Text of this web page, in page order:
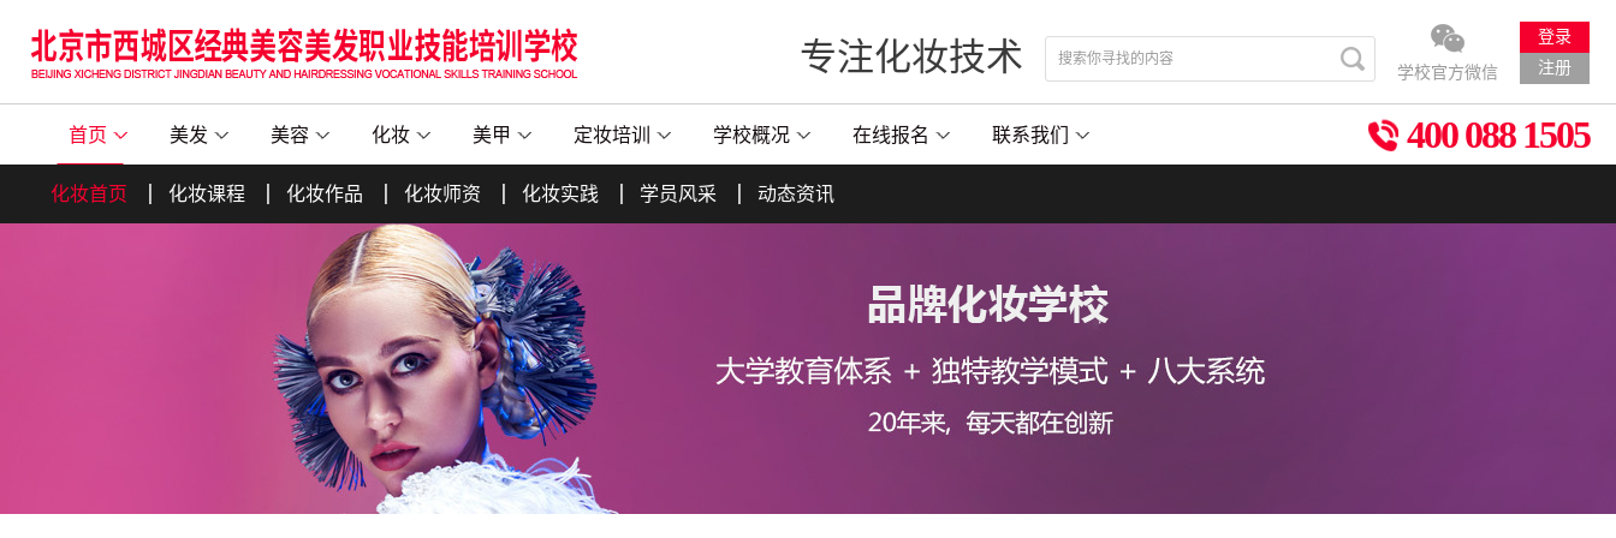
专注化妆技术 学校官方微信
登录
注册
首页 美发 美容 化妆 美甲 定妆培训 学校概况 在线报名 联系我们 400 088 1505
化妆首页 化妆课程 化妆作品 化妆师资 化妆实践 学员风采 动态资讯